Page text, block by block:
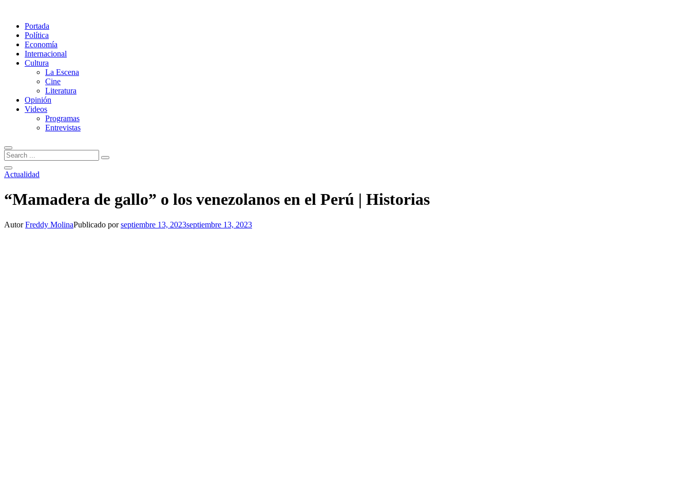
Portada
Política
Economía
Internacional
Cultura
La Escena
Cine
Literatura
Opinión
Videos
Programas
Entrevistas
Actualidad
“Mamadera de gallo” o los venezolanos en el Perú | Historias
AutorFreddy MolinaPublicado porseptiembre 13, 2023septiembre 13, 2023